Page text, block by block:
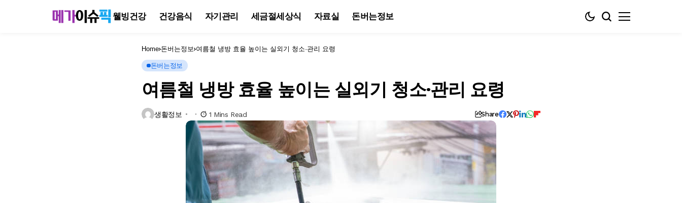
웰빙건강 건강음식 자기관리 세금절세상식 자료실 돈버는정보
Home 돈버는정보 여름철 냉방 효율 높이는 실외기 청소·관리 요령
돈버는정보
여름철 냉방 효율 높이는 실외기 청소·관리 요령
생활정보 1 Mins Read Share